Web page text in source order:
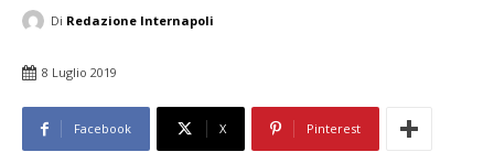
Di Redazione Internapoli
8 Luglio 2019
Facebook X Pinterest